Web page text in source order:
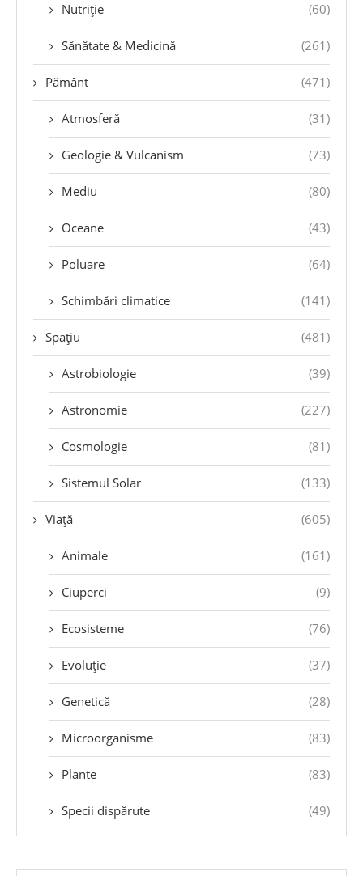
Nutriție (60)
Sănătate & Medicină (261)
Pământ (471)
Atmosferă (31)
Geologie & Vulcanism (73)
Mediu (80)
Oceane (43)
Poluare (64)
Schimbări climatice (141)
Spațiu (481)
Astrobiologie (39)
Astronomie (227)
Cosmologie (81)
Sistemul Solar (133)
Viață (605)
Animale (161)
Ciuperci (9)
Ecosisteme (76)
Evoluție (37)
Genetică (28)
Microorganisme (83)
Plante (83)
Specii dispărute (49)